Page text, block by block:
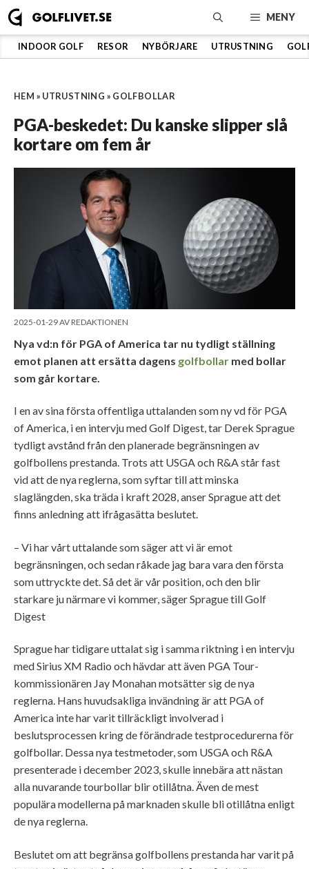
Hoppa
till
innehåll
MENY
INDOOR GOLF RESOR NYBÖRJARE UTRUSTNING
HEM » UTRUSTNING » GOLFBOLLAR
PGA-beskedet: Du kanske slipper slå
kortare om fem år
2025-01-29AVREDAKTIONEN
Nya vd:n för PGA of America tar nu tydligt ställning
emot planen att ersätta dagens golfbollar med bollar
som går kortare.
I en av sina första offentliga uttalanden som ny vd för PGA
of America, i en intervju med Golf Digest, tar Derek Sprague
tydligt avstånd från den planerade begränsningen av
golfbollens prestanda. Trots att USGA och R&A står fast
vid att de nya reglerna, som syftar till att minska
slaglängden, ska träda i kraft 2028, anser Sprague att det
finns anledning att ifrågasätta beslutet.
– Vi har vårt uttalande som säger att vi är emot
begränsningen, och sedan råkade jag bara vara den första
som uttryckte det. Så det är vår position, och den blir
starkare ju närmare vi kommer, säger Sprague till Golf
Digest
Sprague har tidigare uttalat sig i samma riktning i en intervju
med Sirius XM Radio och hävdar att även PGA Tour-
kommissionären Jay Monahan motsätter sig de nya
reglerna. Hans huvudsakliga invändning är att PGA of
America inte har varit tillräckligt involverad i
beslutsprocessen kring de förändrade testprocedurerna för
golfbollar. Dessa nya testmetoder, som USGA och R&A
presenterade i december 2023, skulle innebära att nästan
alla nuvarande tourbollar blir otillåtna. Även de mest
populära modellerna på marknaden skulle bli otillåtna enligt
de nya reglerna.
Beslutet om att begränsa golfbollens prestanda har varit på